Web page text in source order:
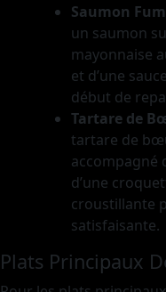
Saumon
un saumon
mayonnaise
et d’une
début de
Tartare de
tartare de
accompagné
d’une
croustillante
satisfaisante.
Plats Principaux